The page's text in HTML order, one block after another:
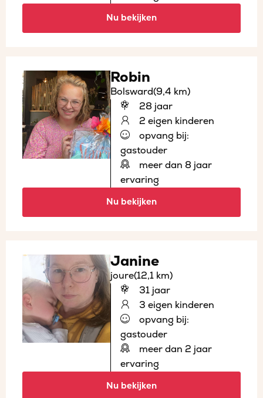
Nu bekijken
Robin
Bolsward(9,4 km)
28 jaar
2 eigen kinderen
opvang bij:
gastouder
meer dan 8 jaar
ervaring
Nu bekijken
Janine
joure(12,1 km)
31 jaar
3 eigen kinderen
opvang bij:
gastouder
meer dan 2 jaar
ervaring
Nu bekijken